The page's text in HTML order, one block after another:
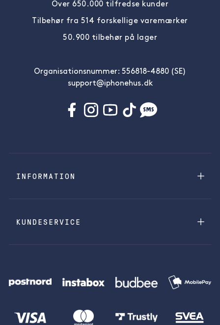
Over 650.000 tilfredse kunder
Tilbehør fra 514 forskellige varemærker
50.900 tilbehør på lager
Organisationsnummer: 556818-4880 (SE)
support@iphonehus.dk
INFORMATION
KUNDESERVICE